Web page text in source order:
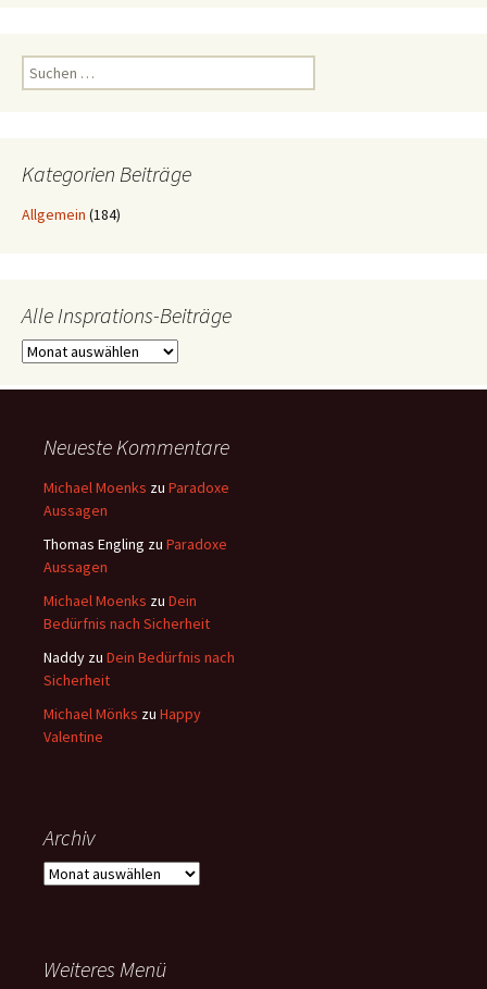
Suchen
nach:
Kategorien Beiträge
Allgemein (184)
Alle Insprations-Beiträge
Alle
Beiträge
Neueste Kommentare
Michael Moenks zu Paradoxe
Aussagen
Thomas Engling zu Paradoxe
Aussagen
Michael Moenks zu Dein
Bedürfnis nach Sicherheit
Naddy zu Dein Bedürfnis nach
Sicherheit
Michael Mönks zu Happy
Valentine
Archiv
Archiv
Weiteres Menü